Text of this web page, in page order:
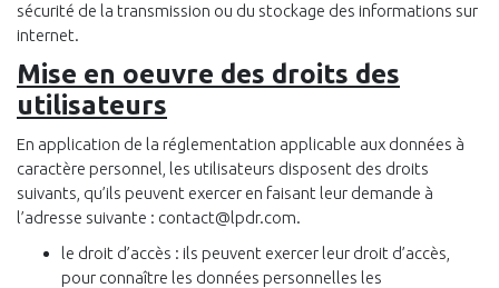
sécurité de la transmission ou du stockage des informations sur
internet.
Mise en oeuvre des droits des
utilisateurs
En application de la réglementation applicable aux données à
caractère personnel, les utilisateurs disposent des droits
suivants, qu’ils peuvent exercer en faisant leur demande à
l’adresse suivante : contact@lpdr.com.
le droit d’accès : ils peuvent exercer leur droit d’accès,
pour connaître les données personnelles les